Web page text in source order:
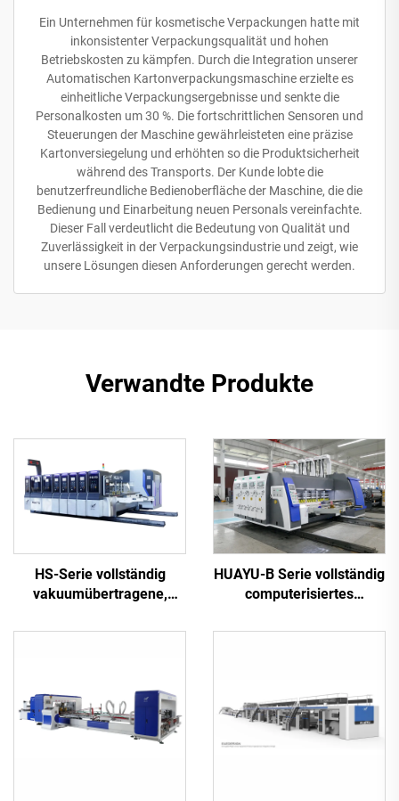
Ein Unternehmen für kosmetische Verpackungen hatte mit
inkonsistenter Verpackungsqualität und hohen
Betriebskosten zu kämpfen. Durch die Integration unserer
Automatischen Kartonverpackungsmaschine erzielte es
einheitliche Verpackungsergebnisse und senkte die
Personalkosten um 30 %. Die fortschrittlichen Sensoren und
Steuerungen der Maschine gewährleisteten eine präzise
Kartonversiegelung und erhöhten so die Produktsicherheit
während des Transports. Der Kunde lobte die
benutzerfreundliche Bedienoberfläche der Maschine, die die
Bedienung und Einarbeitung neuen Personals vereinfachte.
Dieser Fall verdeutlicht die Bedeutung von Qualität und
Zuverlässigkeit in der Verpackungsindustrie und zeigt, wie
unsere Lösungen diesen Anforderungen gerecht werden.
Verwandte Produkte
HS-Serie vollständig
vakuumübertragene,
computergesteuerte
(Vakuumübertragung
Oberdruck)
HUAYU-B Serie vollständig
computerisiertes
Nutungs- und